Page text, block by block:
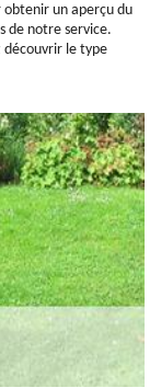
obtenir un aperçu du
de notre service.
découvrir le type